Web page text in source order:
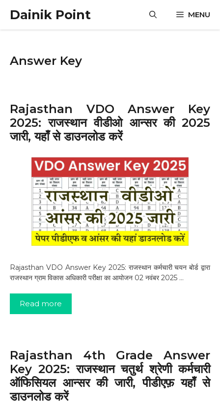
Dainik Point MENU
Answer Key
Rajasthan VDO Answer Key
2025: राजस्थान वीडीओ आन्सर की 2025
जारी, यहाँ से डाउनलोड करें
Rajasthan VDO Answer Key 2025: राजस्थान कर्मचारी चयन बोर्ड द्वारा
राजस्थान ग्राम विकास अधिकारी परीक्षा का आयोजन 02 नवंबर 2025 …
Read more
Rajasthan 4th Grade Answer
Key 2025: राजस्थान चतुर्थ श्रेणी कर्मचारी
ऑफिसियल आन्सर की जारी, पीडीएफ़ यहाँ से
डाउनलोड करें